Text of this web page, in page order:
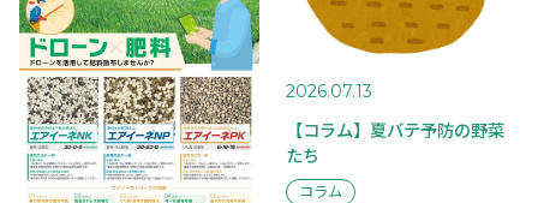
BUSINESS
事業案内
CASE STUDY
事例紹介
2026.07.13
【コラム】夏バテ予防の野菜
たち
コラム